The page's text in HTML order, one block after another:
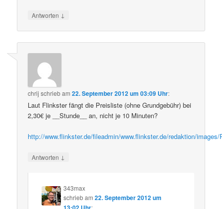
Antworten ↓
chrij schriebam22. September 2012 um 03:09 Uhr:
Laut Flinkster fängt die Preisliste (ohne Grundgebühr) bei
2,30€ je __Stunde__ an, nicht je 10 Minuten?
http://www.flinkster.de/fileadmin/www.flinkster.de/redaktion/
Antworten ↓
343max
schriebam22. September 2012 um